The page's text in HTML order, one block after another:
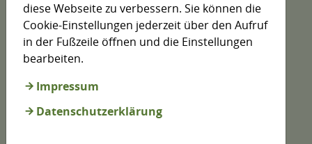
Anzahl der Dienstreisen in
der Landesverwaltung
unternommenen Dienstreisen in der
diese Webseite zu verbessern. Sie können die
Cookie-Einstellungen jederzeit über den Aufruf
in der Fußzeile öffnen und die Einstellungen
bearbeiten.
Impressum
Datenschutzerklärung